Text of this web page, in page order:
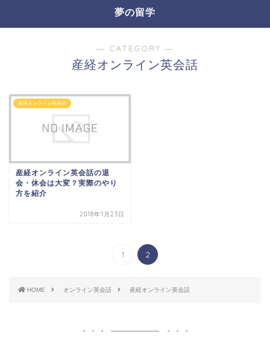
夢の留学
― CATEGORY ―
産経オンライン英会話
産経オンライン英会話
産経オンライン英会話の退
会・休会は大変？実際のやり
方を紹介
2018年1月23日
1 2
HOME オンライン英会話 産経オンライン英会話